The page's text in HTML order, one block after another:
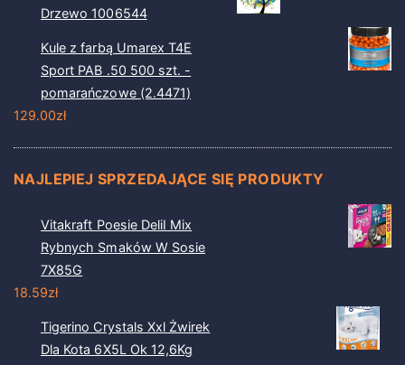
Drzewo 1006544
Kule z farbą Umarex T4E
Sport PAB .50 500 szt. -
pomarańczowe (2.4471)
129.00zł
NAJLEPIEJ SPRZEDAJĄCE SIĘ PRODUKTY
Vitakraft Poesie DeliI Mix
Rybnych Smaków W Sosie
7X85G
18.59zł
Tigerino Crystals Xxl Żwirek
Dla Kota 6X5L Ok 12,6Kg